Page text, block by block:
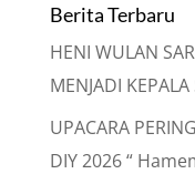
Berita Terbaru
HENI WULAN
MENJADI
UPACARA
DIY 2026 “